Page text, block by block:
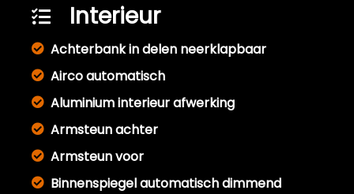
Interieur
Achterbank in delen neerklapbaar
Airco automatisch
Aluminium interieur afwerking
Armsteun achter
Armsteun voor
Binnenspiegel automatisch dimmend